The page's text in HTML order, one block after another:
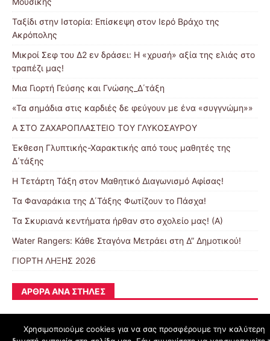
Ταξίδι στην Ιστορία: Επίσκεψη στον Ιερό Βράχο της
Ακρόπολης
Μικροί Σεφ του Δ2 εν δράσει: Η «χρυσή» αξία της ελιάς στο
τραπέζι μας!
Μια Γιορτή Γεύσης και Γνώσης_Δ΄τάξη
«Τα σημάδια στις καρδιές δε φεύγουν με ένα «συγγνώμη»»
Α ΣΤΟ ΖΑΧΑΡΟΠΛΑΣΤΕΙΟ ΤΟΥ ΓΛΥΚΟΣΑΥΡΟΥ
Έκθεση Γλυπτικής-Χαρακτικής από τους μαθητές της
Δ΄τάξης
Η Τετάρτη Τάξη στον Μαθητικό Διαγωνισμό Αφίσας!
Τα Φαναράκια της Δ΄Τάξης Φωτίζουν το Πάσχα!
Τα Σκυριανά κεντήματα ήρθαν στο σχολείο μας! (Α)
Water Rangers: Κάθε Σταγόνα Μετράει στη Δ” Δημοτικού!
ΓΙΟΡΤΗ ΛΗΞΗΣ 2026
ΆΡΘΡΑ ΑΝΆ ΣΤΉΛΕΣ
Χρησιμοποιούμε cookies για να σας προσφέρουμε την καλύτερη